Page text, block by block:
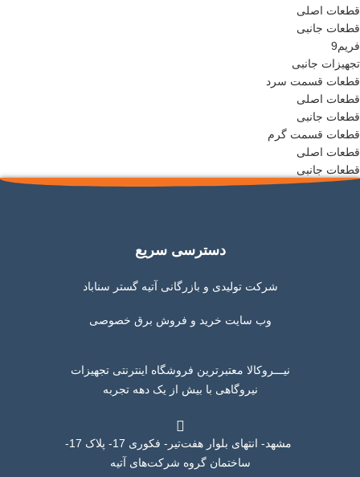
قطعات اصلی
قطعات جانبی
فریم9
تجهیزات جانبی
قطعات قسمت سرد
قطعات اصلی
قطعات جانبی
قطعات قسمت گرم
قطعات اصلی
قطعات جانبی
دسترسی سریع
شرکت تولیدی و بازرگانی آتیه گستر سناباد
وب سایت خرید و فروش برق خصوصی
نیـــروکالا معتبرترین فروشگاه اینترنتی تجهیزات
نیروگاهی با بیش از یک دهه تجربه
مشهد- انتهای بلوار هفت‌تیر- فکوری 17- پلاک 17-
ساختمان گروه شرکت‌های آتیه